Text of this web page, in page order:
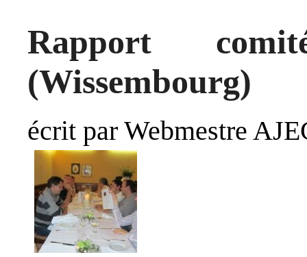
Rapport
(Wissembourg)
écrit par Webmestre